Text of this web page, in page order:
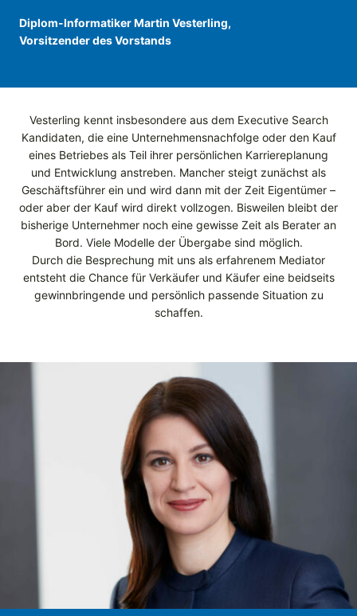
Diplom-Informatiker Martin Vesterling,
Vorsitzender des Vorstands
Vesterling kennt insbesondere aus dem Executive Search
Kandidaten, die eine Unternehmensnachfolge oder den Kauf
eines Betriebes als Teil ihrer persönlichen Karriereplanung
und Entwicklung anstreben. Mancher steigt zunächst als
Geschäftsführer ein und wird dann mit der Zeit Eigentümer –
oder aber der Kauf wird direkt vollzogen. Bisweilen bleibt der
bisherige Unternehmer noch eine gewisse Zeit als Berater an
Bord. Viele Modelle der Übergabe sind möglich.
Durch die Besprechung mit uns als erfahrenem Mediator
entsteht die Chance für Verkäufer und Käufer eine beidseits
gewinnbringende und persönlich passende Situation zu
schaffen.